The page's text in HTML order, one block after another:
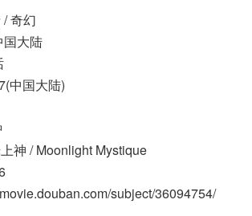
奇幻
国大陆
中国大陆)
神 / Moonlight Mystique
subject/36094754/